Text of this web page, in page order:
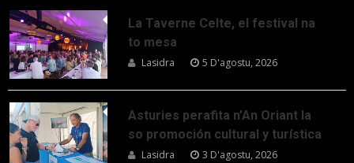
La Taverne Celte, el festival na
to mesa
Lasidra 5 D'agostu, 2026
Asturies perafita n’An Oriant la
so promoción cultural y turística
Lasidra 3 D'agostu, 2026